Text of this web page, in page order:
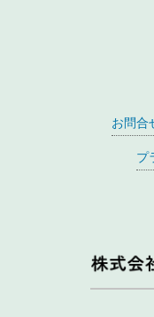
お問合
プ